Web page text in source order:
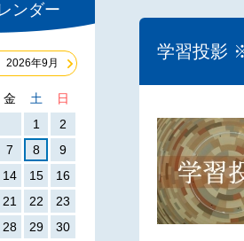
ンダー
2026年9月
金 土
日
1
2
7 8
9
14 15
16
21 22
23
28 29
30
学習投影